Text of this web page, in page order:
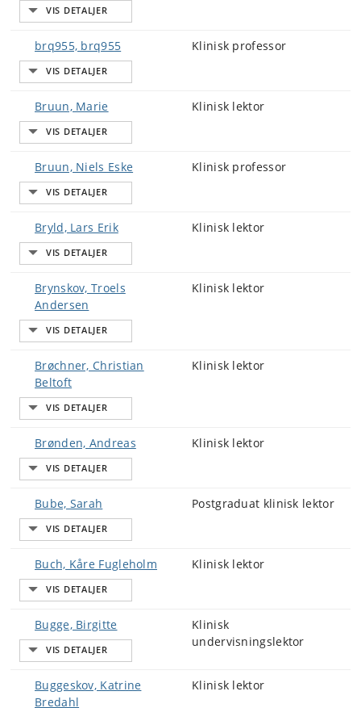
brq955, brq955 Klinisk professor
Bruun, Marie Klinisk lektor
Bruun, Niels Eske Klinisk professor
Bryld, Lars Erik Klinisk lektor
Brynskov, Troels
Andersen
Klinisk lektor
Brøchner, Christian
Beltoft
Klinisk lektor
Brønden, Andreas Klinisk lektor
Bube, Sarah Postgraduat klinisk lektor
Buch, Kåre Fugleholm Klinisk lektor
Bugge, Birgitte
Klinisk
undervisningslektor
Buggeskov, Katrine
Bredahl
Klinisk lektor